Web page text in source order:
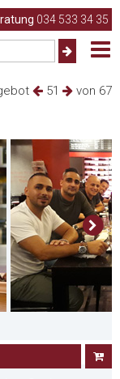
034 533 34 35
51 von 67